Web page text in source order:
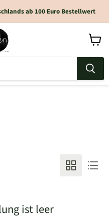
ab 100 Euro Bestellwert
ist leer